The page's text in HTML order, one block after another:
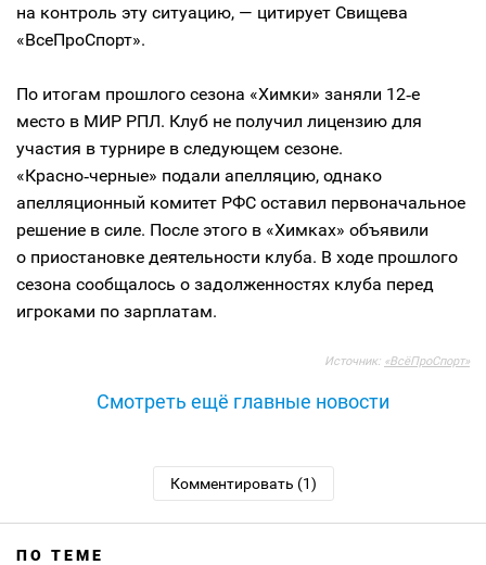
на контроль эту ситуацию, — цитирует Свищева
«ВсеПроСпорт».
По итогам прошлого сезона «Химки» заняли 12‑е
место в МИР РПЛ. Клуб не получил лицензию для
участия в турнире в следующем сезоне.
«Красно‑черные» подали апелляцию, однако
апелляционный комитет РФС оставил первоначальное
решение в силе. После этого в «Химках» объявили
о приостановке деятельности клуба. В ходе прошлого
сезона сообщалось о задолженностях клуба перед
игроками по зарплатам.
Источник: «ВсёПроСпорт»
Смотреть ещё главные новости
Комментировать (1)
ПО ТЕМЕ